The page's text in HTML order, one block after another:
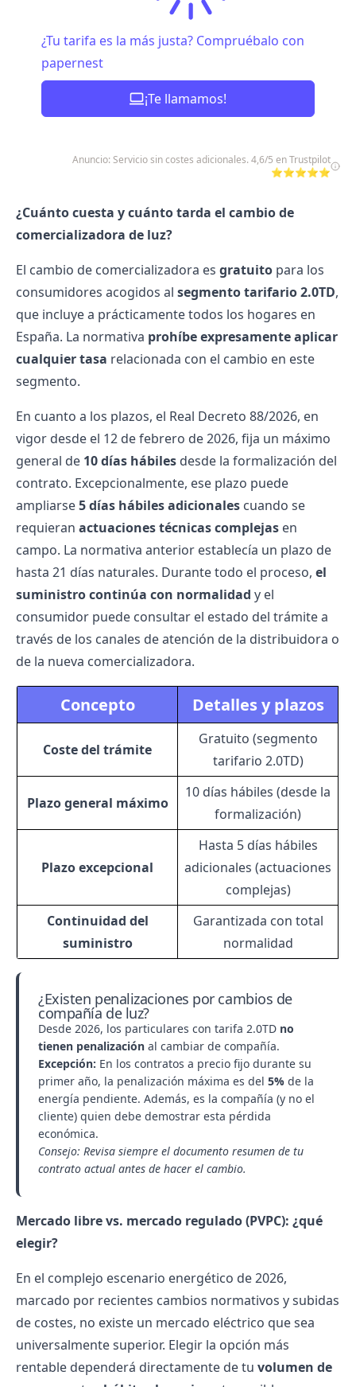
¿Tu tarifa es la más justa? Compruébalo con
papernest
¡Te llamamos!
Anuncio: Servicio sin costes adicionales. 4,6/5 en Trustpilot
⭐⭐⭐⭐⭐
¿Cuánto cuesta y cuánto tarda el cambio de
comercializadora de luz?
El cambio de comercializadora es gratuito para los
consumidores acogidos al segmento tarifario 2.0TD,
que incluye a prácticamente todos los hogares en
España. La normativa prohíbe expresamente aplicar
cualquier tasa relacionada con el cambio en este
segmento.
En cuanto a los plazos, el Real Decreto 88/2026, en
vigor desde el 12 de febrero de 2026, fija un máximo
general de 10 días hábiles desde la formalización del
contrato. Excepcionalmente, ese plazo puede
ampliarse5 días hábiles adicionales cuando se
requieran actuaciones técnicas complejas en
campo. La normativa anterior establecía un plazo de
hasta 21 días naturales. Durante todo el proceso, el
suministro continúa con normalidad y el
consumidor puede consultar el estado del trámite a
través de los canales de atención de la distribuidora o
de la nueva comercializadora.
Concepto Detalles y plazos
Coste del trámite
Gratuito (segmento
tarifario 2.0TD)
Plazo general máximo
10 días hábiles (desde la
formalización)
Plazo excepcional
Hasta 5 días hábiles
adicionales (actuaciones
complejas)
Continuidad del
suministro
Garantizada con total
normalidad
¿Existen penalizaciones por cambios de
compañía de luz?
Desde 2026, los particulares con tarifa 2.0TD no
tienen penalización al cambiar de compañía.
Excepción: En los contratos a precio fijo durante su
primer año, la penalización máxima es del 5% de la
energía pendiente. Además, es la compañía (y no el
cliente) quien debe demostrar esta pérdida
económica.
Consejo: Revisa siempre el documento resumen de tu
contrato actual antes de hacer el cambio.
Mercado libre vs. mercado regulado (PVPC): ¿qué
elegir?
En el complejo escenario energético de 2026,
marcado por recientes cambios normativos y subidas
de costes, no existe un mercado eléctrico que sea
universalmente superior. Elegir la opción más
rentable dependerá directamente de tu volumen de